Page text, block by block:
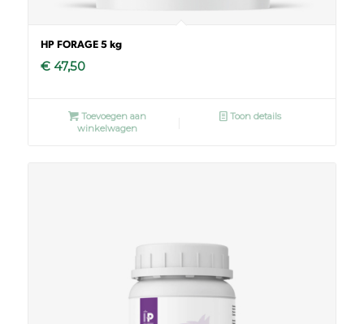
HP FORAGE 5 kg
€47,50
Toevoegen aan
winkelwagen
Toon details